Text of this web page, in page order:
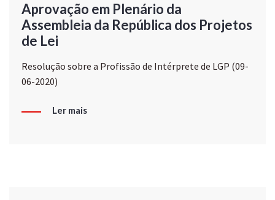
Aprovação em Plenário da
Assembleia da República dos Projetos
de Lei
Resolução sobre a Profissão de Intérprete de LGP (09-
06-2020)
Ler mais